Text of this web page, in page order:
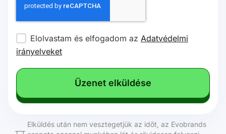
Elolvastam és elfogadom az Adatvédelmi
irányelveket
Üzenet elküldése
Elküldés után nem vesztegetjük az időt, az Evobrands